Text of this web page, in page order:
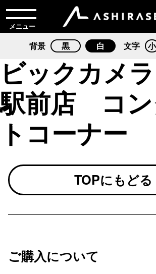
メニュー
背景 黒 白 文字 小
ビックカメ
駅前店 コン
トコーナー
TOPにもどる
ご購入について